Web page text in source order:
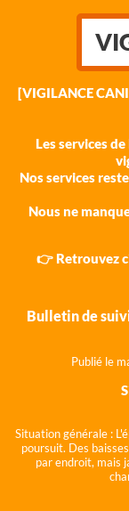
[VIGILANCE
Les services
Nos services
Nous ne
👉 Retrouvez
Bulletin de
Publié le
Situation générale :
poursuit. Des
par endroit, mais